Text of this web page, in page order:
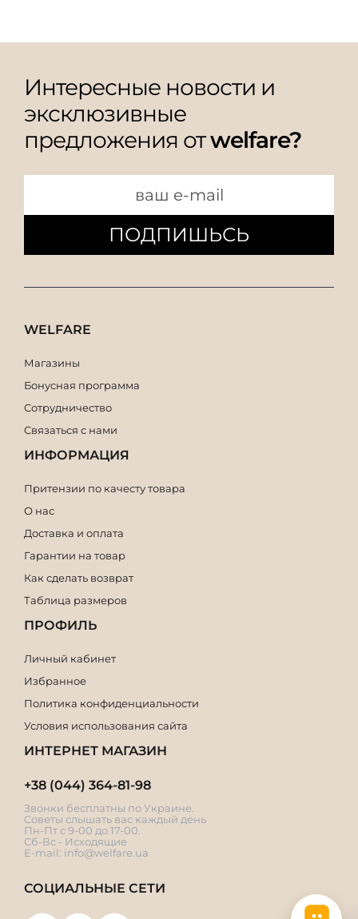
Интересные новости и
эксклюзивные
предложения отwelfare?
ПОДПИШЬСЬ
WELFARE
Магазины
Бонусная программа
Сотрудничество
Связаться с нами
ИНФОРМАЦИЯ
Притензии по качесту товара
О нас
Доставка и оплата
Гарантии на товар
Как сделать возврат
Таблица размеров
ПРОФИЛЬ
Личный кабинет
Избранное
Политика конфиденциальности
Условия использования сайта
ИНТЕРНЕТ МАГАЗИН
+38 (044) 364-81-98
Звонки бесплатны по Украине.
Советы слышать вас каждый день
Пн-Пт с 9-00 до 17-00.
Сб-Вс - Исходящие
E-mail: info@welfare.ua
СОЦИАЛЬНЫЕ СЕТИ